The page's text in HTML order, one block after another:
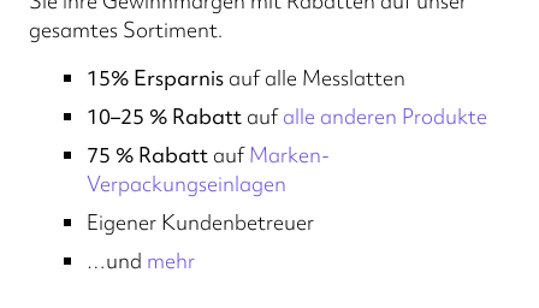
gesamtes Sortiment.
15% Ersparnis auf alle Messlatten
10–25 % Rabatt aufalle anderen Produkte
75 % Rabatt aufMarken-
Verpackungseinlagen
Eigener Kundenbetreuer
…und mehr